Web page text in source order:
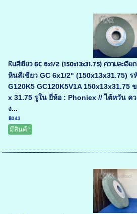
หินสีเขียว GC 6x1/2 (150x13x31.75) ความละเอีย
หินสีเขียว GC 6x1/2" (150x13x31.75)
G120K5 GC120K5V1A 150x13x31.75
x 31.75 รูใน ยี่ห้อ : Phoniex // ไต้หวัน ค
ง...
฿343
มีสินค้า